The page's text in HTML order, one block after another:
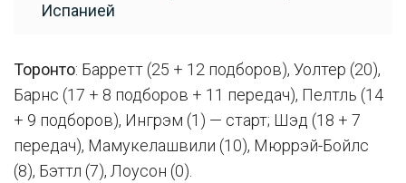
Испанией
Торонто: Барретт (25 + 12 подборов), Уолтер (20),
Барнс (17 + 8 подборов + 11 передач), Пелтль (14
+ 9 подборов), Ингрэм (1) — старт; Шэд (18 + 7
передач), Мамукелашвили (10), Мюррэй-Бойлс
(8), Бэттл (7), Лоусон (0).